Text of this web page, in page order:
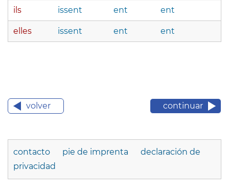
ils issent ent ent
elles issent ent ent
volver continuar
contacto pie de imprenta
declaración de
privacidad